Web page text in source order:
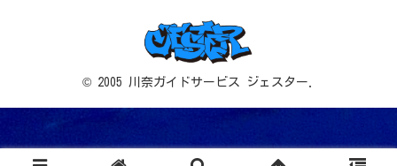
© 2005 川奈ガイドサービス ジェスター.